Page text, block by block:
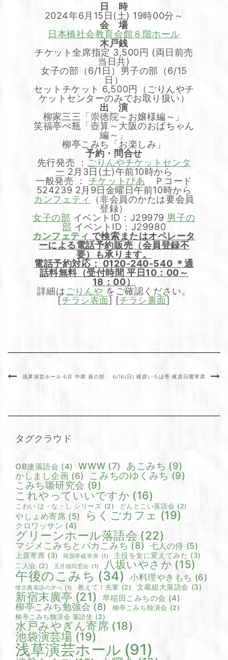
日 時
2024年6月15日(土) 19時00分～
会 場
日本橋社会教育会館８階ホール
木戸銭
チケット全席指定 3,500円 (両日前売
当日共)
女子の部（6/1日）男子の部（6/15
日）
セットチケット 6,500円（ごりんやチ
ケットセンターのみでお取り扱い）
出 演
柳家三三「崇徳院～お嬢様編～」
笑福亭べ瓶「壺算～大阪のおばちゃん
編～」
柳亭こみち「お楽しみ」
予約・問合せ
先行発売 ： ごりんやチケットセンタ
ー 2月3日(土)午前10時から
一般発売 ： チケットぴあ Ｐコード
524239 2月9日金曜日午前10時から
カンフェティ
（非会員のかたは要会員
登録）
女子の部 イベントID：J29979 男子の
部 イベントID：J29980
カンフェティ で検索またはオペレータ
ーによる電話予約販売（会員登録不
要）も承ります。
電話予約対応： 0120-240-540 ＊通
話料無料（受付時間 平日10：00～
18：00）
詳細はごりんや をご確認ください。
[チラシ表面] [チラシ裏面]
浅草演芸ホール 6月 中席 昼の部 6/16(日) 梶原いろは亭 梶原日曜寄席
タグクラウド
OB連落語会 (4) WWW (7) あこみち (9)
かしまし企画 (6) こみちのゆくみち (9)
こみち噺研究会 (9)
これやっていいですか (16)
こわい は・な・し シリーズ (2) どんとこい落語会 (2)
やしょめ寄席 (5) らくごカフェ (19)
クロワッサン (4)
グリーンホール落語会 (22)
マジメこみちとバカこみち (8) 七人の侍 (5)
上原寄席 (3) 両国亭砥寄席 (1) 主役を女に変えてみた (3)
二人会 (2) 五月猫同窓会 (1) 八坂いやさか (15)
午後のこみち (34) 小料理やきもち (6)
懐古典落語の夕べ (1) 教えて！先輩 (2) 文蔵組大落語会 (3)
新宿末廣亭 (21) 早稲田こみちの会 (4)
柳亭こみち勉強会 (8) 柳亭こみち独演会 (2)
柳亭こみち独演会 落語坐 (2)
水戸みやぎん寄席 (18)
池袋演芸場 (19)
浅草演芸ホール (91)